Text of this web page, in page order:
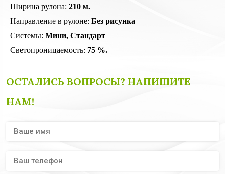
Ширина рулона: 210 м.
Направление в рулоне: Без рисунка
Системы: Мини, Стандарт
Светопроницаемость: 75 %.
ОСТАЛИСЬ ВОПРОСЫ? НАПИШИТЕ
НАМ!